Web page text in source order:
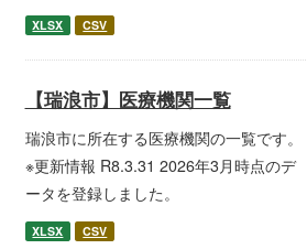
XLSX CSV
【瑞浪市】医療機関一覧
瑞浪市に所在する医療機関の一覧です。
※更新情報 R8.3.31 2026年3月時点のデ
ータを登録しました。
XLSX CSV